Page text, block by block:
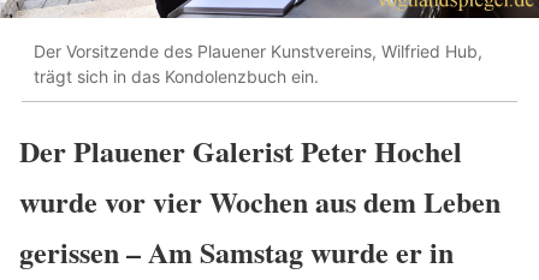
Der Vorsitzende des Plauener Kunstvereins, Wilfried Hub,
trägt sich in das Kondolenzbuch ein.
Der Plauener Galerist Peter Hochel
wurde vor vier Wochen aus dem Leben
gerissen – Am Samstag wurde er in